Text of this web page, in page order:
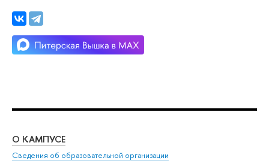
О КАМПУСЕ
Сведения об образовательной организации